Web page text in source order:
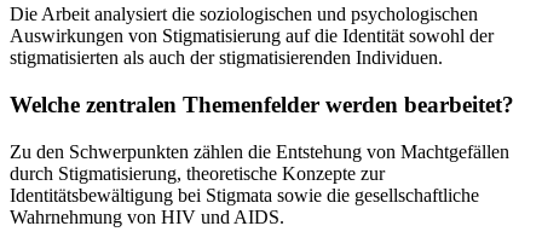
Die Arbeit analysiert die soziologischen und psychologischen
Auswirkungen von Stigmatisierung auf die Identität sowohl der
stigmatisierten als auch der stigmatisierenden Individuen.
Welche zentralen Themenfelder werden bearbeitet?
Zu den Schwerpunkten zählen die Entstehung von Machtgefällen
durch Stigmatisierung, theoretische Konzepte zur
Identitätsbewältigung bei Stigmata sowie die gesellschaftliche
Wahrnehmung von HIV und AIDS.